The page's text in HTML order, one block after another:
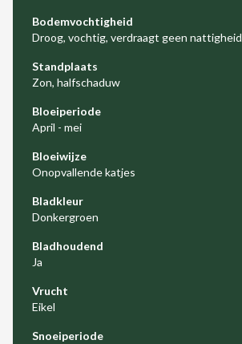
Bodemvochtigheid
Droog, vochtig, verdraagt geen nattigheid
Standplaats
Zon, halfschaduw
Bloeiperiode
April - mei
Bloeiwijze
Onopvallende katjes
Bladkleur
Donkergroen
Bladhoudend
Ja
Vrucht
Eikel
Snoeiperiode